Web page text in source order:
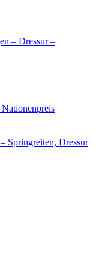
– Dressur –
Springreiten, Dressur